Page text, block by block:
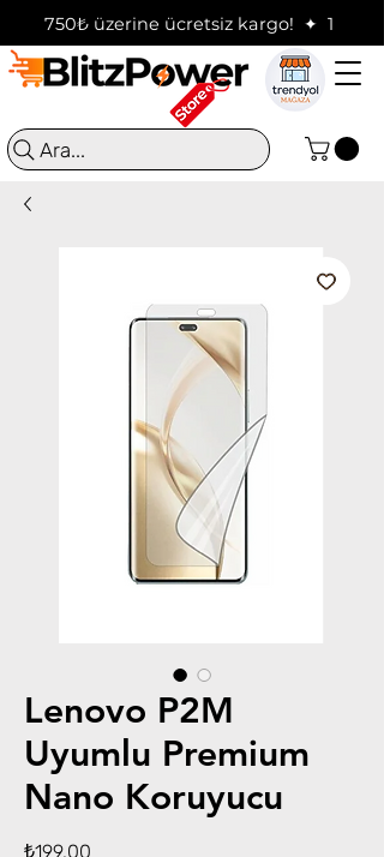
750₺ üzerine ücretsiz kargo!  ✦
Ara...
Lenovo P2M
Uyumlu Premium
Nano Koruyucu
₺199,00